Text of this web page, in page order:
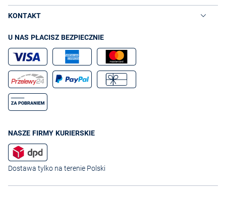
KONTAKT
U NAS PŁACISZ BEZPIECZNIE
NASZE FIRMY KURIERSKIE
Dostawa tylko na terenie Polski